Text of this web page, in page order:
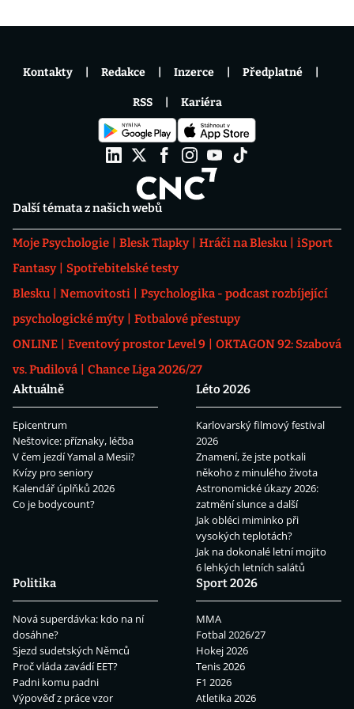
Další témata z našich webů
Moje Psychologie Blesk Tlapky Hráči na Blesku
iSport
Fantasy
Spotřebitelské testy
Blesku
Nemovitosti
Psychologika - podcast rozbíjející
psychologické mýty
Fotbalové přestupy
ONLINE
Eventový prostor Level 9
OKTAGON 92: Szabová
vs. Pudilová
Chance Liga 2026/27
Aktuálně
Epicentrum
Neštovice: příznaky, léčba
V čem jezdí Yamal a Mesii?
Kvízy pro seniory
Kalendář úplňků 2026
Co je bodycount?
Léto 2026
Karlovarský filmový festival
2026
Znamení, že jste potkali
někoho z minulého života
Astronomické úkazy 2026:
zatmění slunce a další
Jak obléci miminko při
vysokých teplotách?
Jak na dokonalé letní mojito
6 lehkých letních salátů
Politika
Nová superdávka: kdo na ní
dosáhne?
Sjezd sudetských Němců
Proč vláda zavádí EET?
Padni komu padni
Výpověď z práce vzor
Sport 2026
MMA
Fotbal 2026/27
Hokej 2026
Tenis 2026
F1 2026
Atletika 2026
Kontakty Redakce Inzerce Předplatné
RSS Kariéra